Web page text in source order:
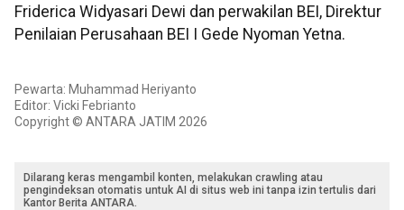
Friderica Widyasari Dewi dan perwakilan BEI, Direktur
Penilaian Perusahaan BEI I Gede Nyoman Yetna.
Pewarta: Muhammad Heriyanto
Editor: Vicki Febrianto
Copyright © ANTARA JATIM 2026
Dilarang keras mengambil konten, melakukan crawling atau
pengindeksan otomatis untuk AI di situs web ini tanpa izin tertulis dari
Kantor Berita ANTARA.